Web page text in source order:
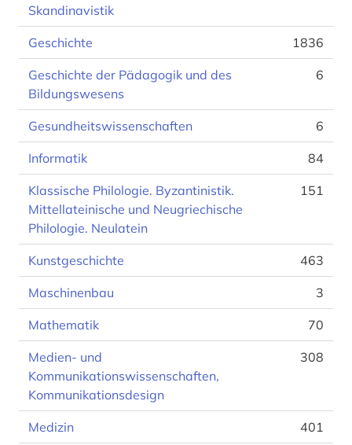
Skandinavistik
Geschichte 1836
Geschichte der Pädagogik und des
Bildungswesens
6
Gesundheitswissenschaften 6
Informatik 84
Klassische Philologie. Byzantinistik.
Mittellateinische und Neugriechische
Philologie. Neulatein
151
Kunstgeschichte 463
Maschinenbau 3
Mathematik 70
Medien- und
Kommunikationswissenschaften,
Kommunikationsdesign
308
Medizin 401